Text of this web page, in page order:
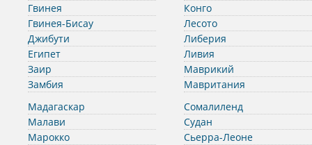
Гвинея
Гвинея-Бисау
Джибути
Египет
Заир
Замбия
Конго
Лесото
Либерия
Ливия
Маврикий
Мавритания
Мадагаскар
Малави
Марокко
Сомалиленд
Судан
Сьерра-Леоне